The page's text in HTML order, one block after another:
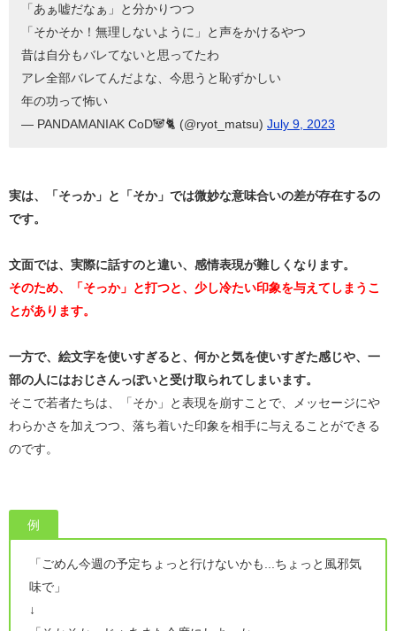
「あぁ嘘だなぁ」と分かりつつ
「そかそか！無理しないように」と声をかけるやつ
昔は自分もバレてないと思ってたわ
アレ全部バレてんだよな、今思うと恥ずかしい
年の功って怖い
— PANDAMANIAK CoD🐼🐈 (@ryot_matsu) July 9, 2023
実は、「そっか」と「そか」では微妙な意味合いの差が存在するの
です。
文面では、実際に話すのと違い、感情表現が難しくなります。
そのため、「そっか」と打つと、少し冷たい印象を与えてしまうこ
とがあります。
一方で、絵文字を使いすぎると、何かと気を使いすぎた感じや、一
部の人にはおじさんっぽいと受け取られてしまいます。
そこで若者たちは、「そか」と表現を崩すことで、メッセージにや
わらかさを加えつつ、落ち着いた印象を相手に与えることができる
のです。
例
「ごめん今週の予定ちょっと行けないかも...ちょっと風邪気
味で」
↓